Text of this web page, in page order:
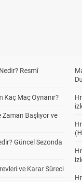
Resmî
Kaç Maç Oynanır?
Başlıyor ve
Güncel Sezonda
ve Karar Süreci